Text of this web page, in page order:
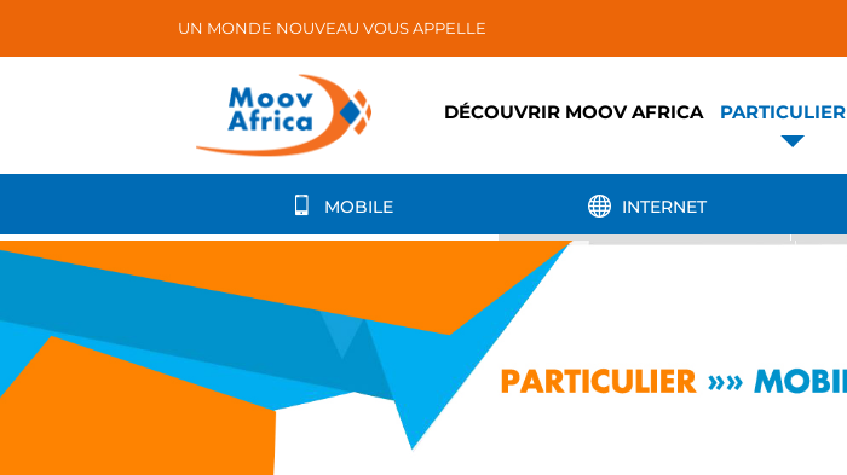
UN MONDE NOUVEAU VOUS APPELLE
DÉCOUVRIR MOOV AFRICA PARTICULIER
MOBILE INTERNET